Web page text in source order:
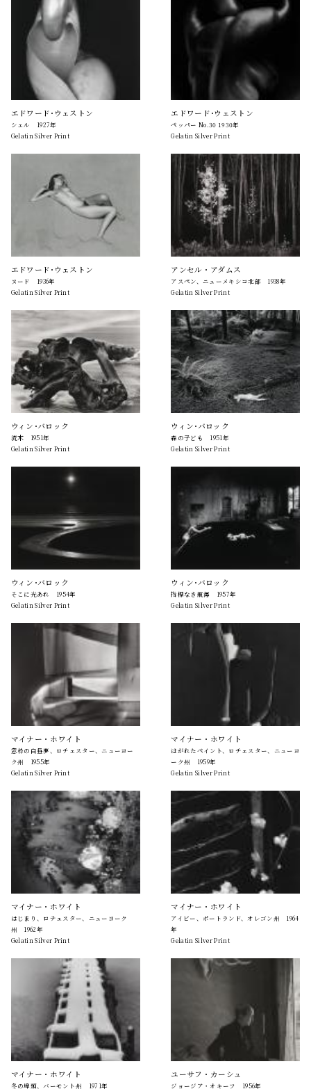
エドワード･ウェストン
シェル 1927年
Gelatin Silver Print
エドワード･ウェストン
ペッパー No.30 1930年
Gelatin Silver Print
エドワード･ウェストン
ヌード 1936年
Gelatin Silver Print
アンセル・アダムス
アスペン、ニューメキシコ北部 1938年
Gelatin Silver Print
ウィン･バロック
流木 1951年
Gelatin Silver Print
ウィン･バロック
森の子ども 1951年
Gelatin Silver Print
ウィン･バロック
そこに光あれ 1954年
Gelatin Silver Print
ウィン･バロック
指標なき航海 1957年
Gelatin Silver Print
マイナー・ホワイト
窓枠の白昼夢、ロチェスター、ニューヨー
ク州 1955年
Gelatin Silver Print
マイナー・ホワイト
はがれたペイント、ロチェスター、ニューヨ
ーク州 1959年
Gelatin Silver Print
マイナー・ホワイト
はじまり、ロチェスター、ニューヨーク
州 1962年
Gelatin Silver Print
マイナー・ホワイト
アイビー、ポートランド、オレゴン州 1964
年
Gelatin Silver Print
マイナー・ホワイト
冬の埠頭、バーモント州 1971年
ユーサフ・カーシュ
ジョージア・オキーフ 1956年